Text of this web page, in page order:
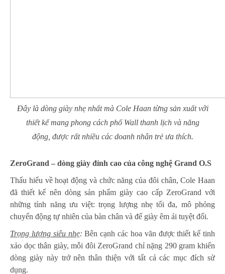
Đây là dòng giày nhẹ nhất mà Cole Haan từng sản xuất với
thiết kế mang phong cách phố Wall thanh lịch và năng
động, được rất nhiều các doanh nhân trẻ ưa thích.
ZeroGrand – dòng giày đỉnh cao của công nghệ Grand O.S
Thấu hiểu về hoạt động và chức năng của đôi chân, Cole Haan
đã thiết kế nên dòng sản phẩm giày cao cấp ZeroGrand với
những tính năng ưu việt: trọng lượng nhẹ tối đa, mô phỏng
chuyển động tự nhiên của bàn chân và đế giày êm ái tuyệt đối.
Trọng lượng siêu nhẹ: Bên cạnh các hoa văn được thiết kế tinh
xảo dọc thân giày, mỗi đôi ZeroGrand chỉ nặng 290 gram khiến
dòng giày này trở nên thân thiện với tất cả các mục đích sử
dụng.